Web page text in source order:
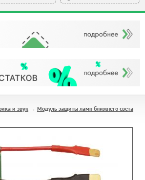
и звук → Модуль защиты ламп ближнего света